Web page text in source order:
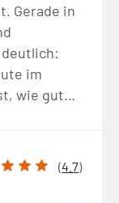
Gerade in
im
wie gut…
(4.7)